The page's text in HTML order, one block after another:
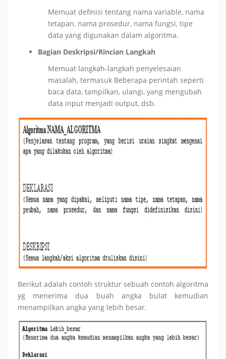
Memuat definisi tentang nama variable, nama
tetapan, nama prosedur, nama fungsi, tipe
data yang digunakan dalam algoritma.
Bagian Deskripsi/Rincian Langkah
Memuat langkah-langkah penyelesaian
masalah, termasuk Beberapa perintah seperti
baca data, tampilkan, ulangi, yang mengubah
data input menjadi output, dsb.
Berikut adalah contoh struktur sebuah contoh algoritma
yg menerima dua buah angka bulat kemudian
menampilkan angka yang lebih besar.